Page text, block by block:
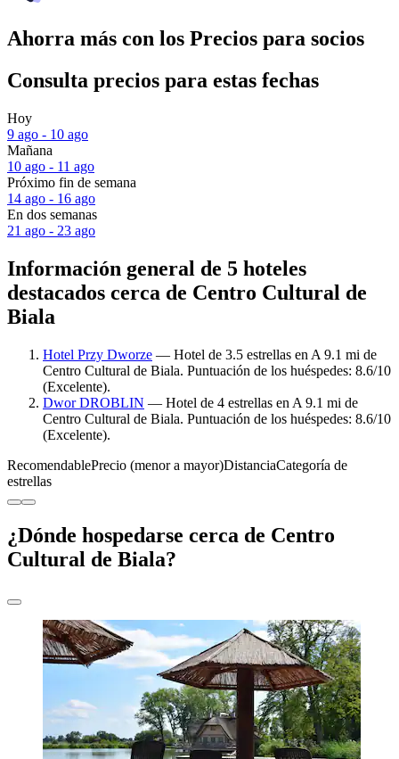
Ahorra más con los Precios para socios
Consulta precios para estas fechas
Hoy
9 ago - 10 ago
Mañana
10 ago - 11 ago
Próximo fin de semana
14 ago - 16 ago
En dos semanas
21 ago - 23 ago
Información general de 5 hoteles
destacados cerca de Centro Cultural de
Biala
Hotel Przy Dworze — Hotel de 3.5 estrellas en A 9.1 mi de
Centro Cultural de Biala. Puntuación de los huéspedes: 8.6/10
(Excelente).
Dwor DROBLIN — Hotel de 4 estrellas en A 9.1 mi de
Centro Cultural de Biala. Puntuación de los huéspedes: 8.6/10
(Excelente).
RecomendablePrecio (menor a mayor)DistanciaCategoría de
estrellas
¿Dónde hospedarse cerca de Centro
Cultural de Biala?